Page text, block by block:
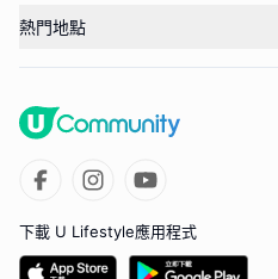
熱門地點
下載 U Lifestyle應用程式